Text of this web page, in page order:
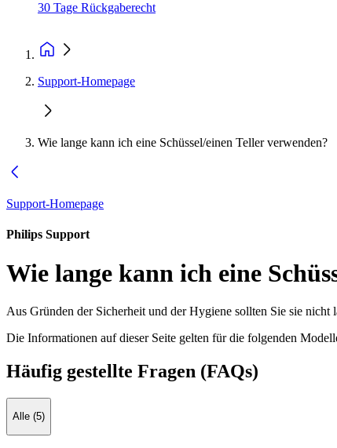
30 Tage Rückgaberecht
Support-Homepage
Wie lange kann ich eine Schüssel/einen Teller verwenden?
Support-Homepage
Philips Support
Wie lange kann ich eine
Aus Gründen der Sicherheit und der Hygiene sollten Sie sie nicht
Die Informationen auf dieser Seite gelten für die folgenden
Häufig gestellte Fragen (FAQs)
Alle (5)